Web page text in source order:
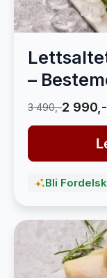
–
3 490,-2 990,-
Bli